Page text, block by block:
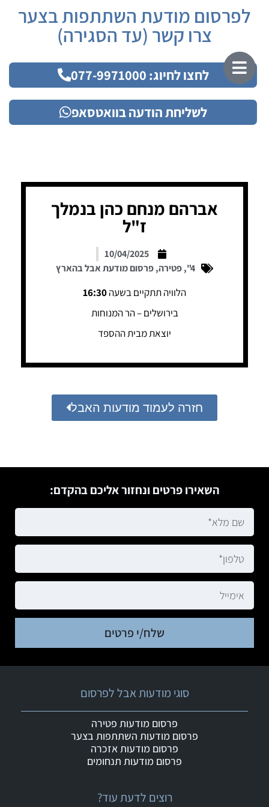
לפרסום מודעת השתתפות בצער
צרו קשר (עד הסגירה)
לחצו לחיוג: 077-9971000
לשליחת הודעה בוואטסאפ
אברהם מנחם כהן בנמלך
ז"ל
10/04/2025
4"
,פטירה,פרסום מודעת אבל בהארץ
הלוויה תתקיים בשעה16:30
בירושלים – הר המנוחות
יוצאת מבית ההספד
חזרה לעמוד מודעות האבל
השאירו פרטים ונחזור אליכם בהקדם:
שלח/י פרטים
רוצים לדעת עוד?
סוגי מודעות אבל לפרסום
פרסום מודעות פטירה
פרסום מודעות השתתפות בצער
פרסום מודעות אזכרה
פרסום מודעות תנחומים